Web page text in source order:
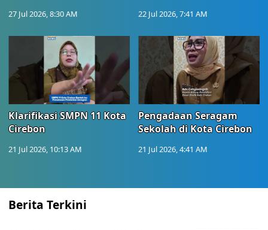
27 Jul 2026, 8:30 AM 22 Jul 2026, 7:41 AM
Klarifikasi SMPN 11 Kota
Cirebon
21 Jul 2026, 10:13 AM
Pengadaan Seragam
Sekolah di Kota Cirebon
21 Jul 2026, 4:41 AM
Berita Terkini